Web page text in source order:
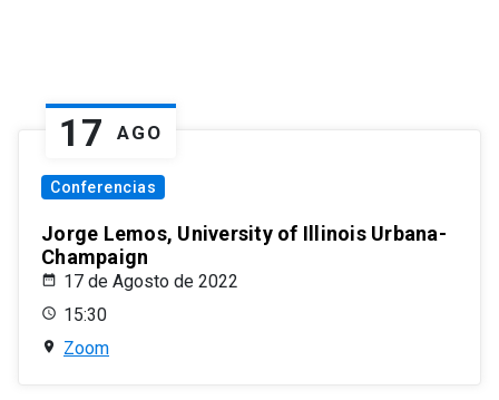
17 AGO
Conferencias
Jorge Lemos, University of Illinois Urbana-
Champaign
17 de Agosto de 2022
15:30
Zoom